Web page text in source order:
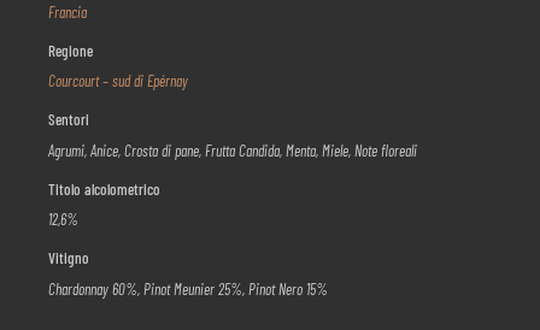
Francia
Regione
Courcourt – sud di Epérnay
Sentori
Agrumi, Anice, Crosta di pane, Frutta Candida, Menta, Miele, Note floreali
Titolo alcolometrico
12,6%
Vitigno
Chardonnay 60%, Pinot Meunier 25%, Pinot Nero 15%